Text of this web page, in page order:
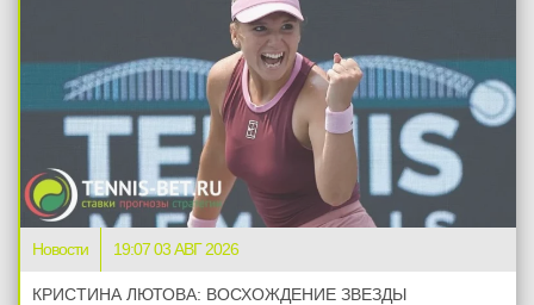
Новости 19:07 03 АВГ 2026
КРИСТИНА ЛЮТОВА: ВОСХОЖДЕНИЕ ЗВЕЗДЫ